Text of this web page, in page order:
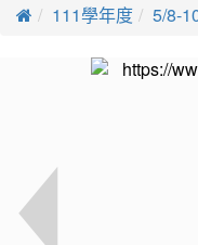
111學年度 5/8-